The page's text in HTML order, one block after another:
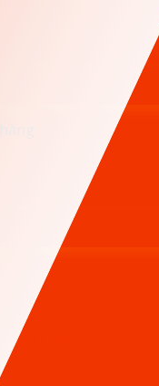
Hat
Đài Loan
Năng